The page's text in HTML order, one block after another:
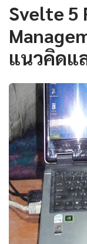
Svelte 5
แนวคิดแ